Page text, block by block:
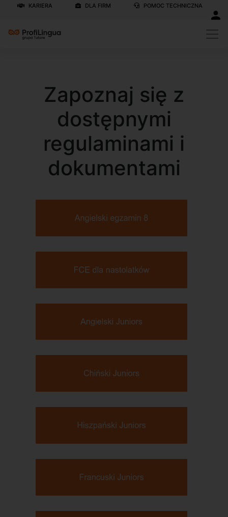
KARIERA DLA FIRM POMOC TECHNICZNA
Zapoznaj się z
dostępnymi
regulaminami i
dokumentami